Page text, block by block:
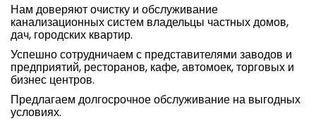
Нам доверяют очистку и обслуживание
канализационных систем владельцы частных домов,
дач, городских квартир.
Успешно сотрудничаем с представителями заводов и
предприятий, ресторанов, кафе, автомоек, торговых и
бизнес центров.
Предлагаем долгосрочное обслуживание на выгодных
условиях.